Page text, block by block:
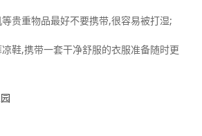
贵重物品最好不要携带,很容易被打湿;
鞋,携带一套干净舒服的衣服准备随时更